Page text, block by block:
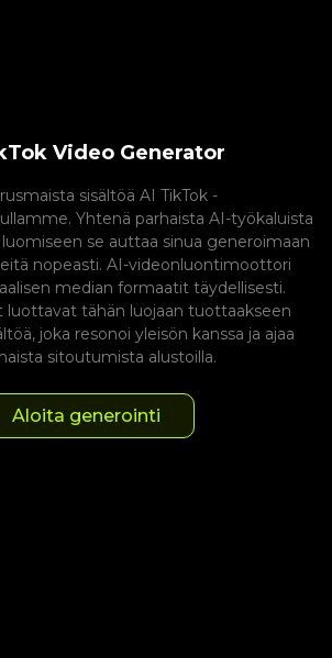
Video Generator
sisältöä AI TikTok -
Yhtenä parhaista AI-työkaluista
luomiseen se auttaa sinua generoimaan
nopeasti. AI-videonluontimoottori
median formaatit täydellisesti.
luottavat tähän luojaan tuottaakseen
joka resonoi yleisön kanssa ja ajaa
sitoutumista alustoilla.
Aloita generointi